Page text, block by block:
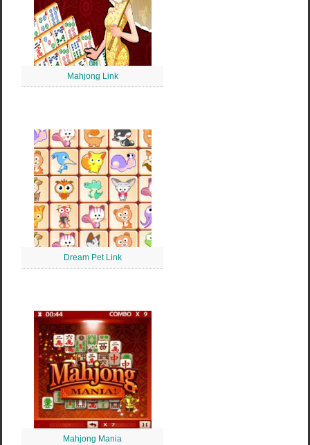
Mahjong Link
Dream Pet Link
Mahjong Mania